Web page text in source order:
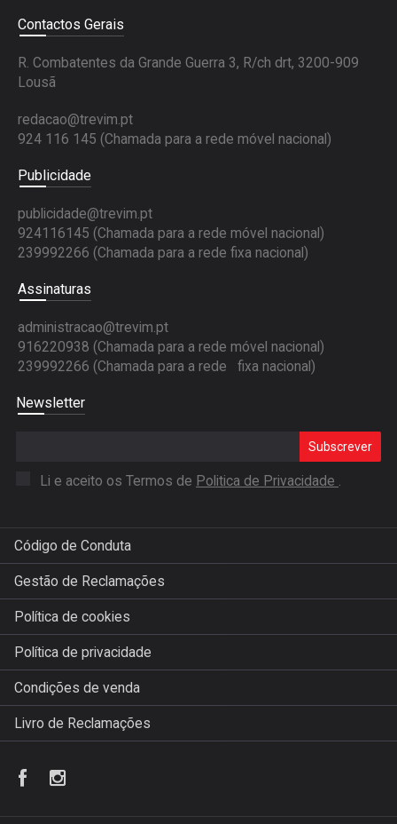
Contactos Gerais
R. Combatentes da Grande Guerra 3, R/ch drt, 3200-909
Lousã
redacao@trevim.pt
924 116 145 (Chamada para a rede móvel nacional)
Publicidade
publicidade@trevim.pt
924116145 (Chamada para a rede móvel nacional)
239992266 (Chamada para a rede fixa nacional)
Assinaturas
administracao@trevim.pt
916220938 (Chamada para a rede móvel nacional)
239992266 (Chamada para a rede fixa nacional)
Newsletter
Subscrever
Li e aceito os Termos de Politica de Privacidade .
Código de Conduta
Gestão de Reclamações
Política de cookies
Política de privacidade
Condições de venda
Livro de Reclamações